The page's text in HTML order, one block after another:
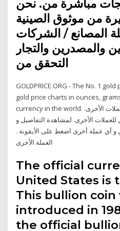
مباشرة من. نحن
من موثوق الصينية
المصانع / الشركات
والمصدرين والتجار
التحقق من
GOLDPRICE.ORG - The No. 1
gold price charts in ounces,
currency in the world. أسعار الدولار الأمريكي مقابل العملات الأخرى.
للعملات الأخرى. لمشاهدة التفاصيل و
و أي عملة أخرى اضغط على الأيقونة .
العملة الأخرى
The official
United States is
This bullion coin
introduced in
the official